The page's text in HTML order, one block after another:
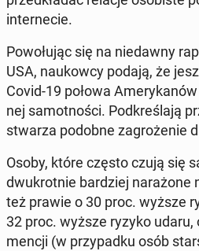
in­ter­ne­cie.
Po­wo­łu­jąc się na nie­daw­ny
USA, na­ukow­cy podają, że
Covid-19 połowa
nej sa­mot­no­ści. Pod­kre­śla­ją
stwarza podobne za­gro­że­nie
Osoby, które często czują się
dwu­krot­nie bar­dziej na­ra­żo­ne
też prawie o 30 proc. wyższe
32 proc. wyższe ryzyko
men­cji (w przy­pad­ku osób